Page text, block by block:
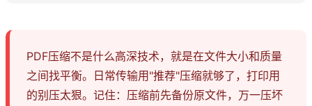
PDF压缩不是什么高深技术，就是在文件大小和质量
之间找平衡。日常传输用"推荐"压缩就够了，打印用
的别压太狠。记住：压缩前先备份原文件，万一压坏